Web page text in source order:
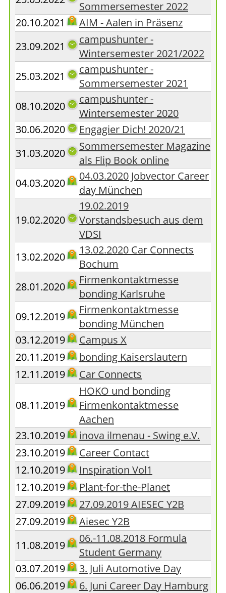
Sommersemester 2022
20.10.2021
AIM - Aalen in Präsenz
23.09.2021
campushunter -
Wintersemester 2021/2022
25.03.2021
campushunter -
Sommersemester 2021
08.10.2020
campushunter -
Wintersemester 2020
30.06.2020
Engagier Dich! 2020/21
31.03.2020
Sommersemester Magazine
als Flip Book online
04.03.2020
04.03.2020 Jobvector Career
day München
19.02.2020
19.02.2019
Vorstandsbesuch aus dem
VDSI
13.02.2020
13.02.2020 Car Connects
Bochum
28.01.2020
Firmenkontaktmesse
bonding Karlsruhe
09.12.2019
Firmenkontaktmesse
bonding München
03.12.2019
Campus X
20.11.2019
bonding Kaiserslautern
12.11.2019
Car Connects
08.11.2019
HOKO und bonding
Firmenkontaktmesse
Aachen
23.10.2019
inova ilmenau - Swing e.V.
23.10.2019
Career Contact
12.10.2019
Inspiration Vol1
12.10.2019
Plant-for-the-Planet
27.09.2019
27.09.2019 AIESEC Y2B
27.09.2019
Aiesec Y2B
11.08.2019
06.-11.08.2018 Formula
Student Germany
03.07.2019
3. Juli Automotive Day
06.06.2019
6. Juni Career Day Hamburg